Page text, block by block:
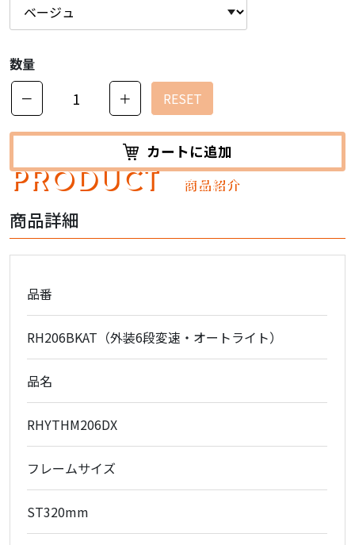
PRODUCT 商品紹介
数量
－
＋ RESET
カートに追加
商品詳細
品番
RH206BKAT（外装6段変速・オートライト）
品名
RHYTHM206DX
フレームサイズ
ST320mm